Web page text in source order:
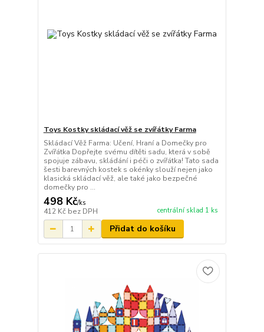
Toys Kostky skládací věž se zvířátky Farma
Skládací Věž Farma: Učení, Hraní a Domečky pro
Zvířátka Dopřejte svému dítěti sadu, která v sobě
spojuje zábavu, skládání i péči o zvířátka! Tato sada
šesti barevných kostek s okénky slouží nejen jako
klasická skládací věž, ale také jako bezpečné
domečky pro ...
498 Kč/ks
412 Kč bez DPH centrální sklad 1 ks
Přidat do košíku